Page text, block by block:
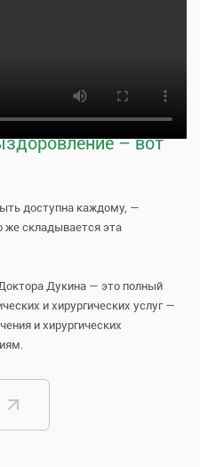
качественное
– вот
доступна каждому, —
же складывается эта
Дукина — это полный
и хирургических услуг —
и хирургических